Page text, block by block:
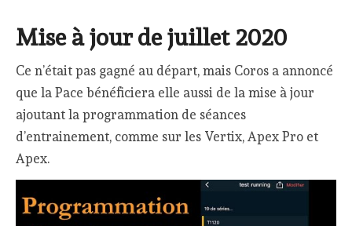
Mise à jour de juillet 2020
Ce n’était pas gagné au départ, mais Coros a annoncé
que la Pace bénéficiera elle aussi de la mise à jour
ajoutant la programmation de séances
d’entrainement, comme sur les Vertix, Apex Pro et
Apex.